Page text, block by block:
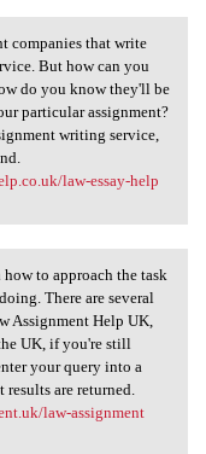
companies that write
But how can you
do you know they'll be
particular assignment?
writing service,
law-essay-help
on how
to approach the task
There are several
Assignment Help UK,
UK, if you're still
your query into a
results are returned.
law-assignment